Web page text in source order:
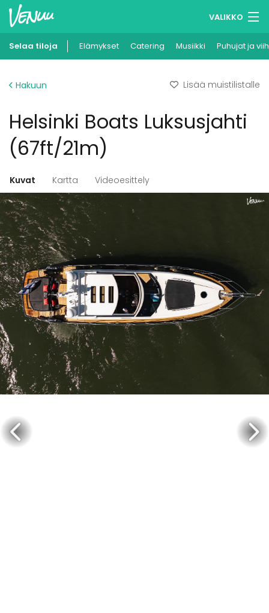
VALIKKO
Muistilistasi
Ilmoita kohteesi
Selaa tiloja Elämykset Catering Musiikki Puhujat ja
Hakuun Lisää muistilistalle
Helsinki Boats Luksusjahti
(67ft/21m)
Kuvat Kartta Videoesittely